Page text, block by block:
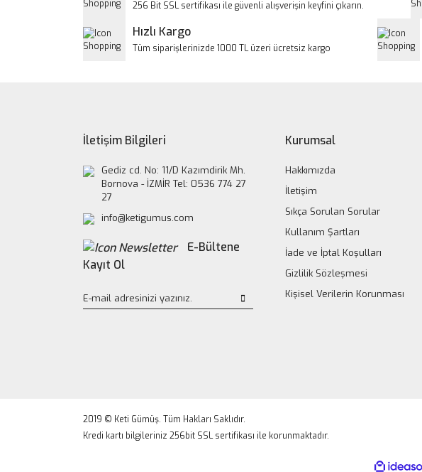
256 Bit SSL sertifikası ile güvenli alışverişin keyfini çıkarın.
Hızlı Kargo
Tüm siparişlerinizde 1000 TL üzeri ücretsiz kargo
İletişim Bilgileri
Gediz cd. No: 11/D Kazımdirik Mh.
Bornova - İZMİR Tel: 0536 774 27
27
info@ketigumus.com
E-Bültene
Kayıt Ol
Kurumsal
Hakkımızda
İletişim
Sıkça Sorulan Sorular
Kullanım Şartları
İade ve İptal Koşulları
Gizlilik Sözleşmesi
Kişisel Verilerin Korunması
2019 © Keti Gümüş. Tüm Hakları Saklıdır.
Kredi kartı bilgileriniz 256bit SSL sertifikası ile korunmaktadır.